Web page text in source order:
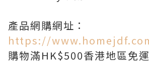
產品網購網址：
https://
購物滿HK$500香港地區免